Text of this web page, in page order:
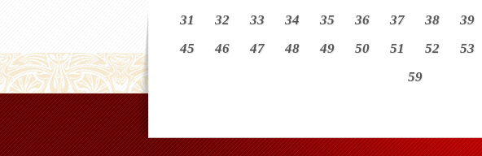
31
32 33 34 35 36 37 38 39
45
46 47 48 49 50 51 52 53
59